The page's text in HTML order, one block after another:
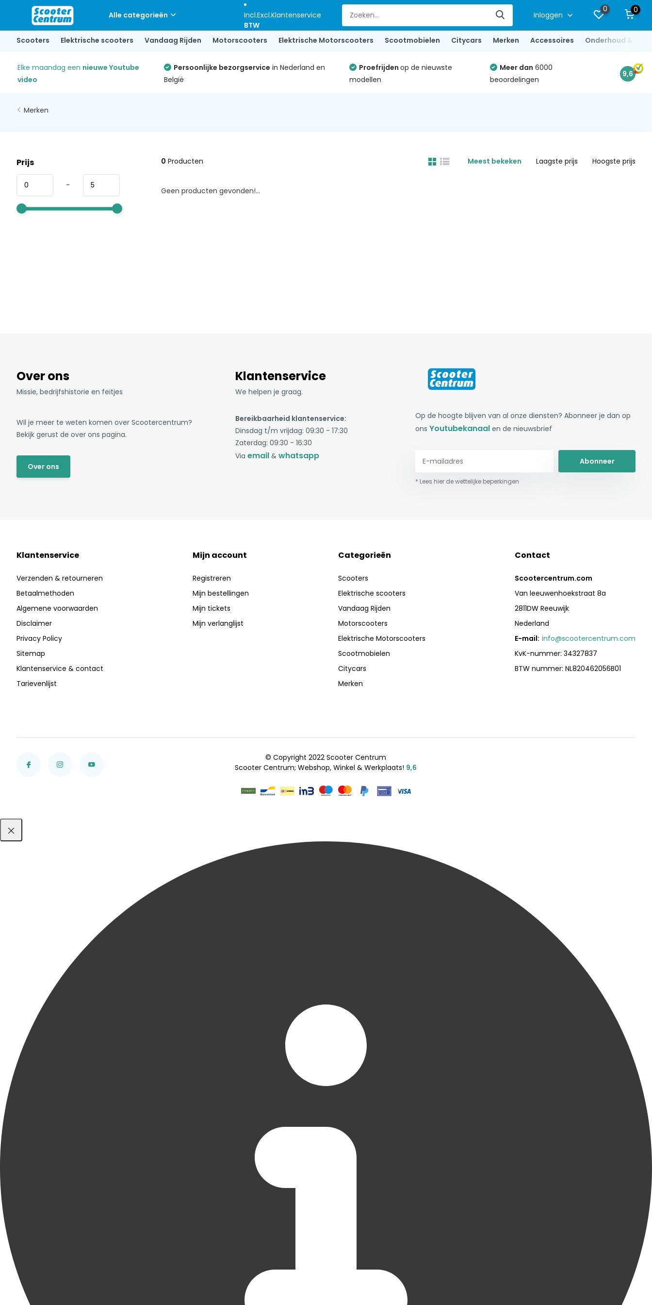
Alle categorieën Incl.Excl.
BTW
Klantenservice Inloggen
0 0
Scooters Elektrische scooters Vandaag Rijden Motorscooters Elektrische Motorscooters Scootmobielen Citycars Merken Accessoires Onderhoud &
Elke maandag een nieuwe Youtube
video
Persoonlijke bezorgservice in Nederland en
België
Proefrijdenop de nieuwste
modellen
Meer dan 6000
beoordelingen
9,6
Merken
Prijs
-
0 Producten Meest bekeken Laagste prijs Hoogste prijs
Geen producten gevonden!...
Over ons
Missie, bedrijfshistorie en feitjes
Wil je meer te weten komen over Scootercentrum?
Bekijk gerust de over ons pagina.
Over ons
Klantenservice
We helpen je graag.
Bereikbaarheid klantenservice:
Dinsdag t/m vrijdag: 09:30 - 17:30
Zaterdag: 09:30 - 16:30
Via email& whatsapp
Op de hoogte blijven van al onze diensten? Abonneer je dan op
onsYoutubekanaal en de nieuwsbrief
Abonneer
* Lees hier de wettelijke beperkingen
Klantenservice
Verzenden & retourneren
Betaalmethoden
Algemene voorwaarden
Disclaimer
Privacy Policy
Sitemap
Klantenservice & contact
Tarievenlijst
Mijn account
Registreren
Mijn bestellingen
Mijn tickets
Mijn verlanglijst
Categorieën
Scooters
Elektrische scooters
Vandaag Rijden
Motorscooters
Elektrische Motorscooters
Scootmobielen
Citycars
Merken
Contact
Scootercentrum.com
Van leeuwenhoekstraat 8a
2811DW Reeuwijk
Nederland
E-mail: info@scootercentrum.com
KvK-nummer: 34327837
BTW nummer: NL820462056B01
© Copyright 2022 Scooter Centrum
Scooter Centrum; Webshop, Winkel & Werkplaats! 9,6